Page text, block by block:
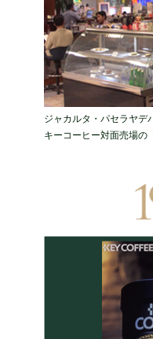
ジャカルタ・パセラヤデ
キーコーヒー対面売場の